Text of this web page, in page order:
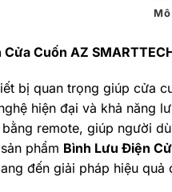
Mô
Cuốn AZ
bị quan trọng giúp cửa
hiện đại và khả năng
remote, giúp người
phẩm Bình Lưu Điện
đến giải pháp hiệu quả